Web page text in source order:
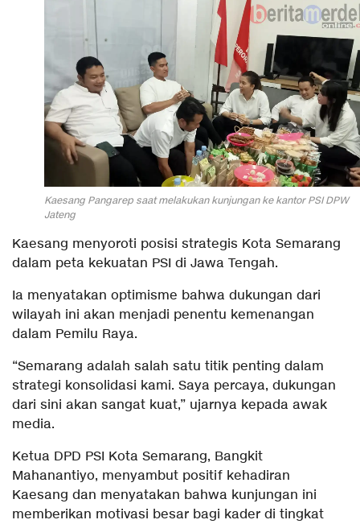
Kaesang Pangarep saat melakukan kunjungan ke kantor PSI DPW
Jateng
Kaesang menyoroti posisi strategis Kota Semarang
dalam peta kekuatan PSI di Jawa Tengah.
Ia menyatakan optimisme bahwa dukungan dari
wilayah ini akan menjadi penentu kemenangan
dalam Pemilu Raya.
“Semarang adalah salah satu titik penting dalam
strategi konsolidasi kami. Saya percaya, dukungan
dari sini akan sangat kuat,” ujarnya kepada awak
media.
Ketua DPD PSI Kota Semarang, Bangkit
Mahanantiyo, menyambut positif kehadiran
Kaesang dan menyatakan bahwa kunjungan ini
memberikan motivasi besar bagi kader di tingkat